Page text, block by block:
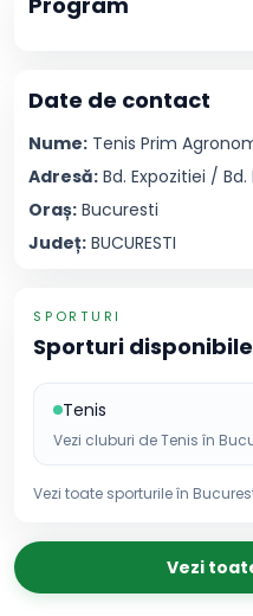
Date de contact
Nume: Tenis Prim
Adresă: Bd. Expozitiei /
Oraș: Bucuresti
Județ: BUCURESTI
SPORTURI
Sporturi disponibile
Tenis
Vezi cluburi deTenis în
Vezi toate sporturile în
Vezi